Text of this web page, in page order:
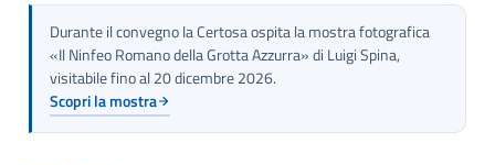
Durante il convegno la Certosa ospita la mostra fotografica
«Il Ninfeo Romano della Grotta Azzurra» di Luigi Spina,
visitabile fino al 20 dicembre 2026.
Scopri la mostra